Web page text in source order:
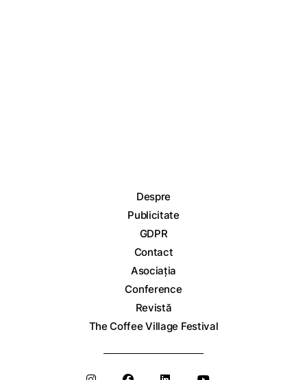
Despre
Publicitate
GDPR
Contact
Asociația
Conference
Revistă
The Coffee Village Festival